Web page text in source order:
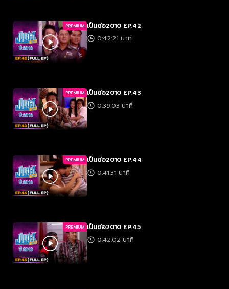
PREMIUM เป็นต่อ2010 EP.42
0:42:21 นาที
PREMIUM เป็นต่อ2010 EP.43
0:39:03 นาที
PREMIUM เป็นต่อ2010 EP.44
0:41:31 นาที
PREMIUM เป็นต่อ2010 EP.45
0:42:02 นาที